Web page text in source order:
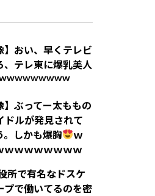
】おい、早くテレビ
、テレ東に爆乳美人
】ぶってー太ももの
ドルが発見されて
。しかも爆胸
ｗ
ｗｗｗｗｗｗｗｗ
所で有名なドスケ
プで働いてるのを密